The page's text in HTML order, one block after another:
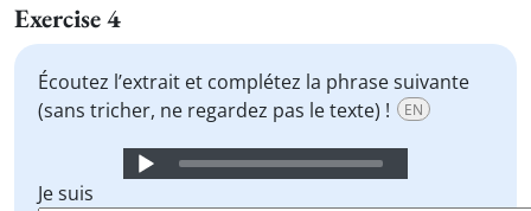
Exercise 4
Écoutez l’extrait et complétez la phrase suivante
(sans tricher, ne regardez pas le texte) !
EN
Audio
Je suis